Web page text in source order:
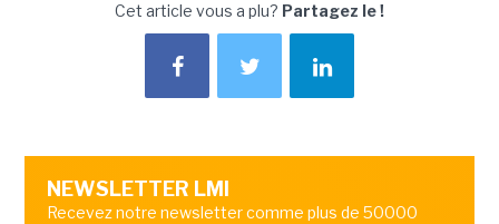
Cet article vous a plu? Partagez le !
NEWSLETTER LMI
Recevez notre newsletter comme plus de 50000